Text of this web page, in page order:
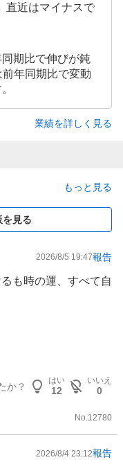
直近はマイナスで
期比で伸びが鈍
年同期比で変動
業績を詳しく見る
もっと見る
を見る
2026/8/5 19:47報告
も時の運、すべて自
その一人 些少の数
あっという間に半値
い加減さ
の
日阪製作所、マテ
、ダイキンはじめ、
庫 ここもその一社
技術と特異な製品
か？
はい
12
いいえ
0
No. 12780
2026/8/4 23:12報告